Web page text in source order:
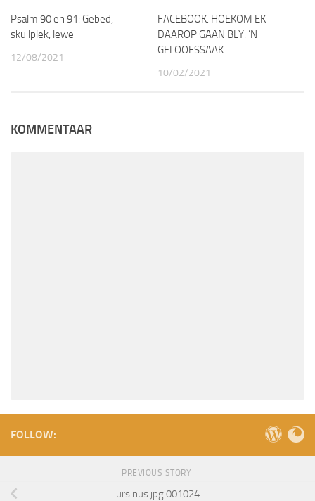
Psalm 90 en 91: Gebed,
skuilplek, lewe
12/08/2021
FACEBOOK. HOEKOM EK
DAAROP GAAN BLY. ’N
GELOOFSSAAK
10/02/2021
KOMMENTAAR
FOLLOW:
PREVIOUS STORY
ursinus.jpg.001024